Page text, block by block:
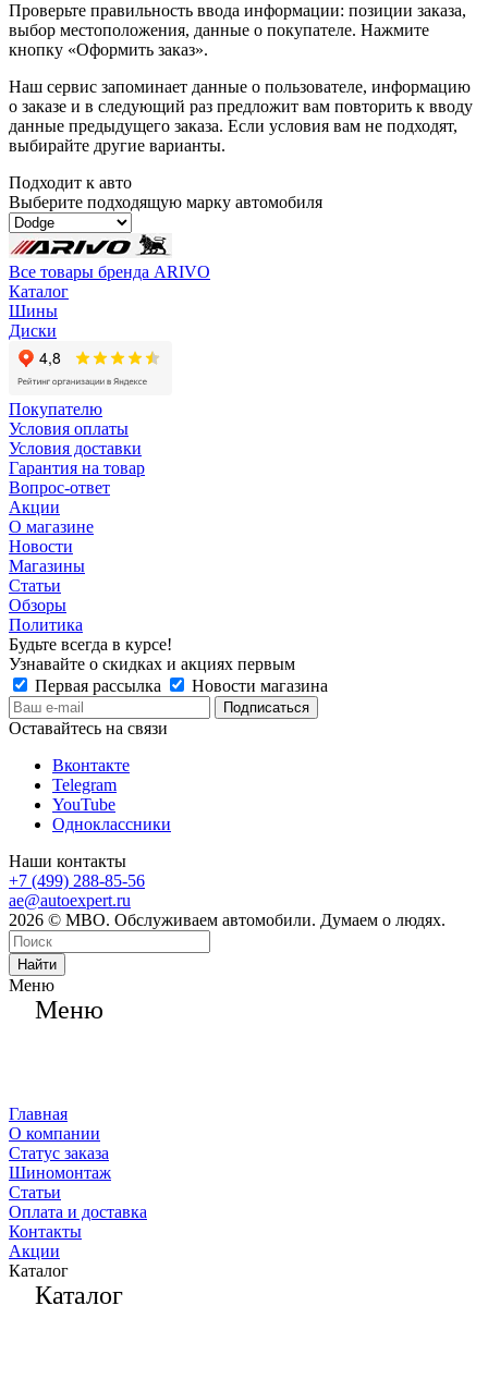
Проверьте правильность ввода информации: позиции заказа,
выбор местоположения, данные о покупателе. Нажмите
кнопку «Оформить заказ».
Наш сервис запоминает данные о пользователе, информацию
о заказе и в следующий раз предложит вам повторить к вводу
данные предыдущего заказа. Если условия вам не подходят,
выбирайте другие варианты.
Подходит к авто
Выберите подходящую марку автомобиля
Все товары бренда ARIVO
Каталог
Шины
Диски
Покупателю
Условия оплаты
Условия доставки
Гарантия на товар
Вопрос-ответ
Акции
О магазине
Новости
Магазины
Статьи
Обзоры
Политика
Будьте всегда в курсе!
Узнавайте о скидках и акциях первым
Первая рассылка
Новости магазина
Оставайтесь на связи
Вконтакте
Telegram
YouTube
Одноклассники
Наши контакты
+7 (499) 288-85-56
ae@autoexpert.ru
2026 © МВО. Обслуживаем автомобили. Думаем о людях.
Найти
Меню
Меню
Главная
О компании
Статус заказа
Шиномонтаж
Статьи
Оплата и доставка
Контакты
Акции
Каталог
Каталог